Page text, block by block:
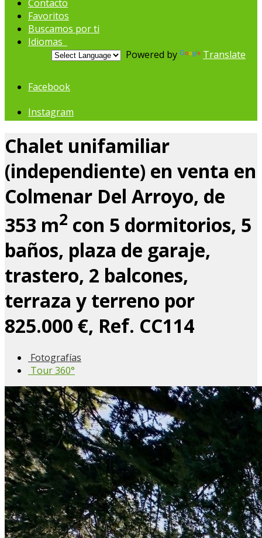
Contacto
Favoritos
Buscamos por ti
Idiomas
Powered by
Translate
Facebook
Instagram
Chalet unifamiliar
(independiente) en venta en
Colmenar Del Arroyo, de
353 m2 con 5 dormitorios, 5
baños, plaza de garaje,
trastero, 2 balcones,
terraza y terreno por
825.000 €, Ref. CC114
Fotografías
Tour 360°